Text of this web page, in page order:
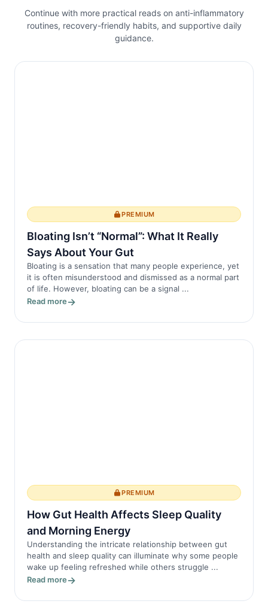
Verständnis, wie Schlaf Entzündungen
beeinflusst, Einblicke in bessere
Continue with more practical reads on anti-inflammatory
routines, recovery-friendly habits, and supportive daily
guidance.
PREMIUM
Bloating Isn’t “Normal”: What It Really
Says About Your Gut
Bloating is a sensation that many people experience, yet
it is often misunderstood and dismissed as a normal part
of life. However, bloating can be a signal ...
Read more
PREMIUM
How Gut Health Affects Sleep Quality
and Morning Energy
Understanding the intricate relationship between gut
health and sleep quality can illuminate why some people
wake up feeling refreshed while others struggle ...
Read more